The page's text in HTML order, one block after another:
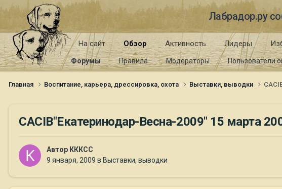
Лабрадор.ру
На сайт Обзор
Форумы Правила Модераторы Пользователи
Активность Лидеры
Главная Воспитание, карьера, дрессировка, охота Выставки, выводки
CACIB"Екатеринодар-Весна-2009" 15 марта
Автор КККСС
9 января, 2009 в Выставки, выводки